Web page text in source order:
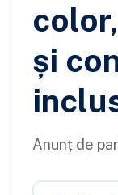
și
Anunț de